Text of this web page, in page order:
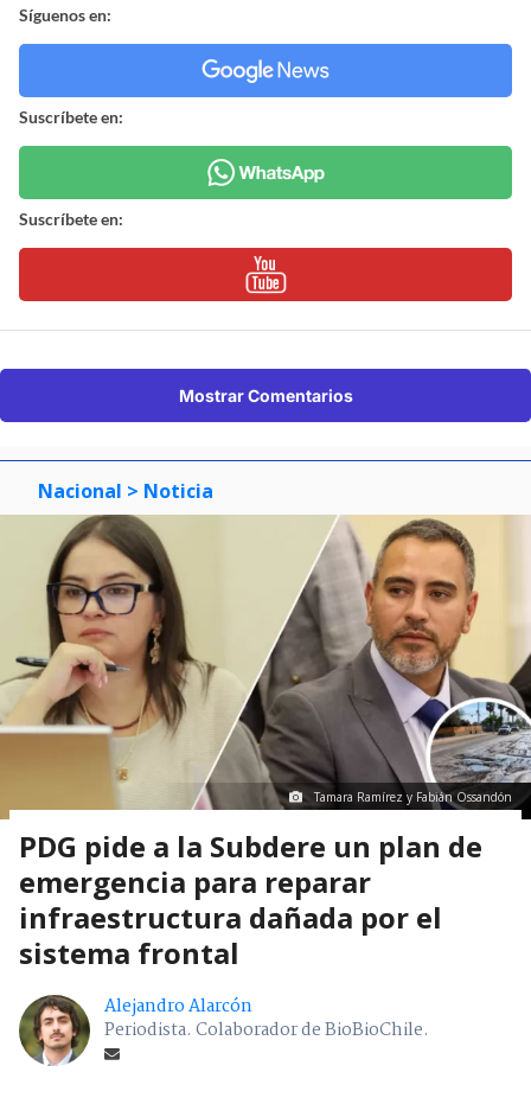
Síguenos en:
Suscríbete en:
Suscríbete en:
Mostrar Comentarios
Nacional > Noticia
Tamara Ramírez y Fabián Ossandón
PDG pide a la Subdere un plan de
emergencia para reparar
infraestructura dañada por el
sistema frontal
Alejandro Alarcón
Periodista. Colaborador de BioBioChile.